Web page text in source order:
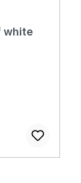
white